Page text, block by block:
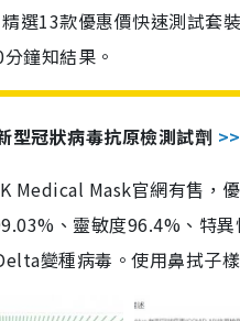
選13款優惠價快速測試套
鐘知結果。
型冠狀病毒抗原檢測試劑
Medical Mask官網有售，
、靈敏度96.4%、特
變種病毒。使用鼻拭子